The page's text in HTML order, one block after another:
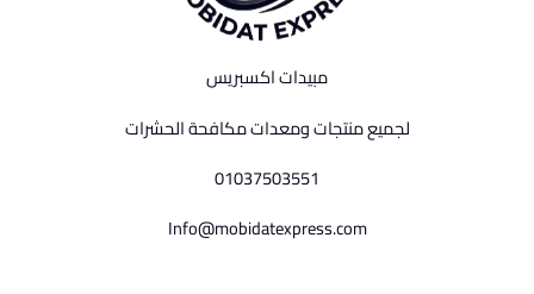
مبيدات اكسبريس
لجميع منتجات ومعدات مكافحة الحشرات
01037503551
Info@mobidatexpress.com